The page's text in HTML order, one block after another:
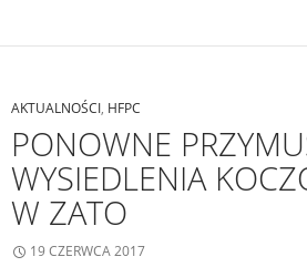
AKTUALNOŚCI, HFPC
PONOWNE
WYSIEDLENIA
W ZATO
19 CZERWCA 2017